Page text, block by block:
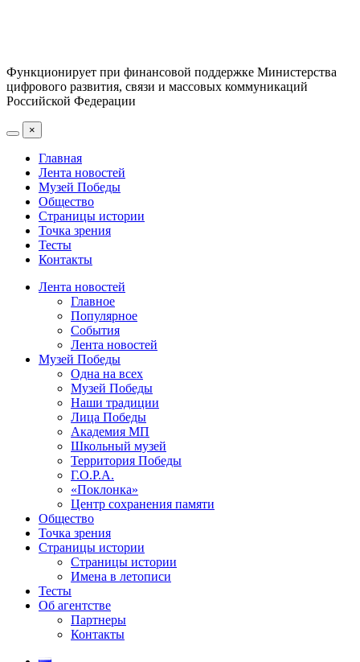
Функционирует при финансовой поддержке Министерства
цифрового развития, связи и массовых коммуникаций
Российской Федерации
×
Главная
Лента новостей
Музей Победы
Общество
Страницы истории
Точка зрения
Тесты
Контакты
Лента новостей
Главное
Популярное
События
Лента новостей
Музей Победы
Одна на всех
Музей Победы
Наши традиции
Лица Победы
Академия МП
Школьный музей
Территория Победы
Г.О.Р.А.
«Поклонка»
Центр сохранения памяти
Общество
Точка зрения
Страницы истории
Страницы истории
Имена в летописи
Тесты
Об агентстве
Партнеры
Контакты